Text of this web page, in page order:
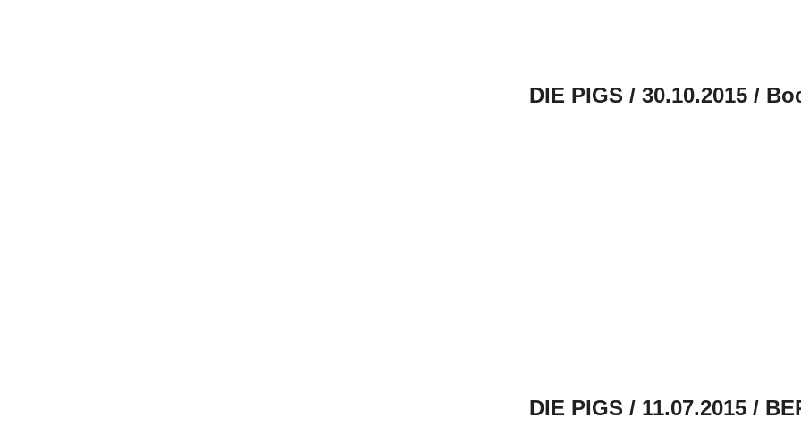
DIE PIGS / 30.10.2015 /
DIE PIGS / 11.07.2015 /